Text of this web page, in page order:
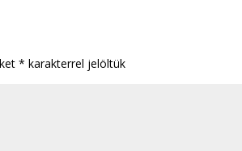
* karakterrel jelöltük